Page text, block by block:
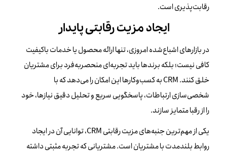
رقابت‌پذیری است.
ایجاد مزیت رقابتی پایدار
در بازارهای اشباع‌شده امروزی، تنها ارائه محصول یا خدمات باکیفیت
کافی نیست؛ بلکه برندها باید تجربه‌ای منحصربه‌فرد برای مشتریان
خلق کنند. CRM به کسب‌وکارها این امکان را می‌دهد که با
شخصی‌سازی ارتباطات، پاسخگویی سریع و تحلیل دقیق نیازها، خود
را از رقبا متمایز سازند.
یکی از مهم‌ترین جنبه‌های مزیت رقابتی CRM، توانایی آن در ایجاد
روابط بلندمدت با مشتریان است. مشتریانی که تجربه مثبتی داشته